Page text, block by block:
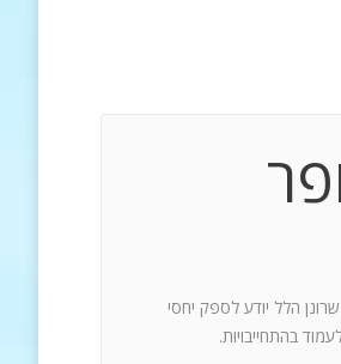
הלל יודע לספק יחסי
בהתחייבויות.